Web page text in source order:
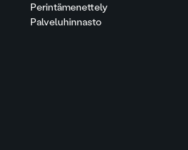
Perintämenettely
Palveluhinnasto